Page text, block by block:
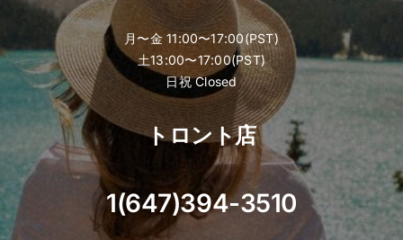
月〜金 11:00〜17:00(PST)
土13:00〜17:00(PST)
日祝 Closed
トロント店
1(647)394-3510